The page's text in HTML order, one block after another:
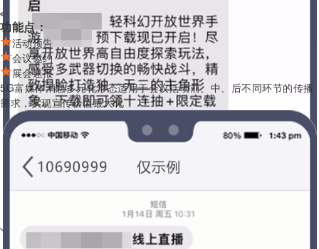
功能点：
活动预告
会议邀约
展会速报
5G富媒体消息多元化形态适用于会议活动前、中、后不同环节的传播
需求，实现宣传价值最大化